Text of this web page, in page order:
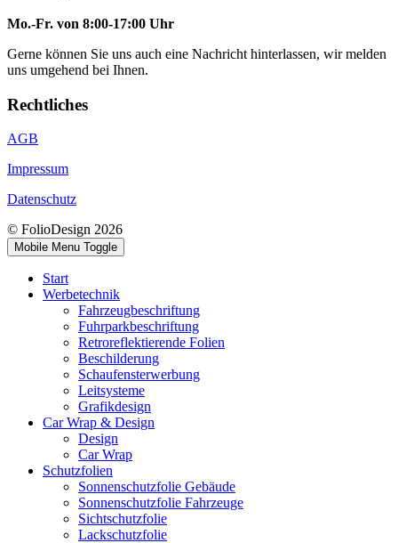
Mo.-Fr. von 8:00-17:00 Uhr
Gerne können Sie uns auch eine Nachricht hinterlassen, wir melden
uns umgehend bei Ihnen.
Rechtliches
AGB
Impressum
Datenschutz
© FolioDesign 2026
Mobile Menu Toggle
Start
Werbetechnik
Fahrzeugbeschriftung
Fuhrparkbeschriftung
Retroreflektierende Folien
Beschilderung
Schaufensterwerbung
Leitsysteme
Grafikdesign
Car Wrap & Design
Design
Car Wrap
Schutzfolien
Sonnenschutzfolie Gebäude
Sonnenschutzfolie Fahrzeuge
Sichtschutzfolie
Lackschutzfolie